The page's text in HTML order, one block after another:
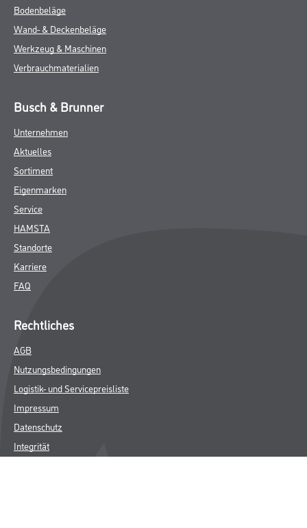
Bodenbeläge
Wand- & Deckenbeläge
Werkzeug & Maschinen
Verbrauchmaterialien
Busch & Brunner
Unternehmen
Aktuelles
Sortiment
Eigenmarken
Service
HAMSTA
Standorte
Karriere
FAQ
Rechtliches
AGB
Nutzungsbedingungen
Logistik- und Servicepreisliste
Impressum
Datenschutz
Integrität